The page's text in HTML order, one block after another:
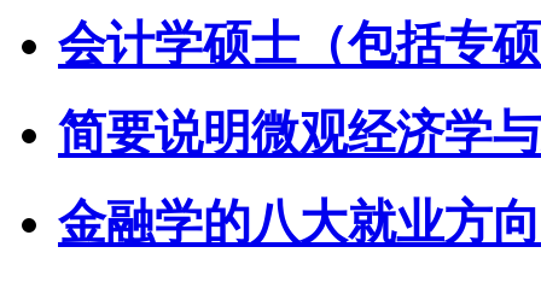
会计学硕士（包括专
简要说明微观经济学
金融学的八大就业方